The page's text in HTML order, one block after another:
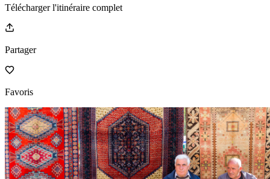
Télécharger l'itinéraire complet
Partager
Favoris